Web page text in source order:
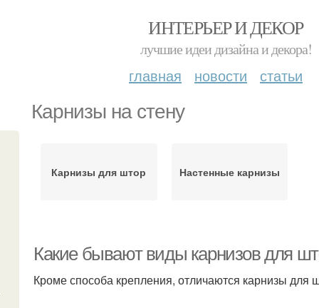
ИНТЕРЬЕР И ДЕКОР
лучшие идеи дизайна и декора!
главная новости статьи
Карнизы на стену
Карнизы для штор Настенные карнизы
Какие бывают виды карнизов для
Кроме способа крепления, отличаются карнизы